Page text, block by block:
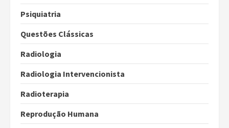
Psiquiatria
Questões Clássicas
Radiologia
Radiologia Intervencionista
Radioterapia
Reprodução Humana